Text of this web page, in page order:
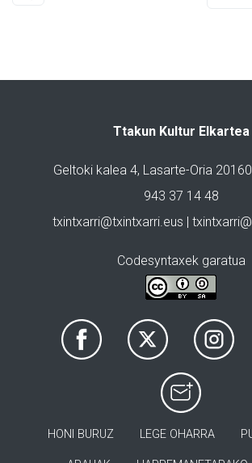
Ttakun Kultur Elkartea
Geltoki kalea 4, Lasarte-Oria
943 37 14 48
txintxarri@txintxarri.eus |
Codesyntaxek garatua
HONI BURUZ LEGE OHARRA